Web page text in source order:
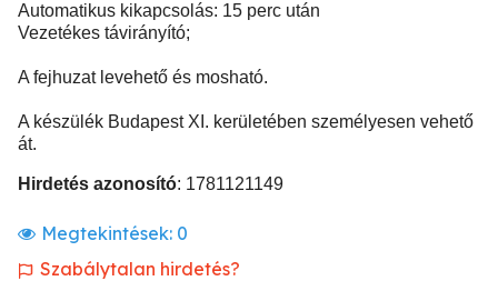
Automatikus kikapcsolás: 15 perc után
Vezetékes távirányító;
A fejhuzat levehető és mosható.
A készülék Budapest XI. kerületében személyesen vehető
át.
Hirdetés azonosító: 1781121149
Megtekintések: 0
Szabálytalan hirdetés?